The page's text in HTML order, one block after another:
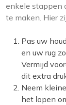
enkele stappen
te maken. Hier
Pas uw
en uw rug
Vermijd
dit extra
Neem
het lopen